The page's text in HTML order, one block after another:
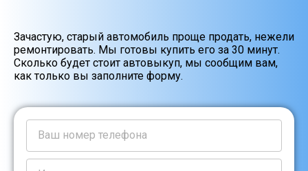
Зачастую, старый автомобиль проще продать, нежели
ремонтировать. Мы готовы купить его за 30 минут.
Сколько будет стоит автовыкуп, мы сообщим вам,
как только вы заполните форму.